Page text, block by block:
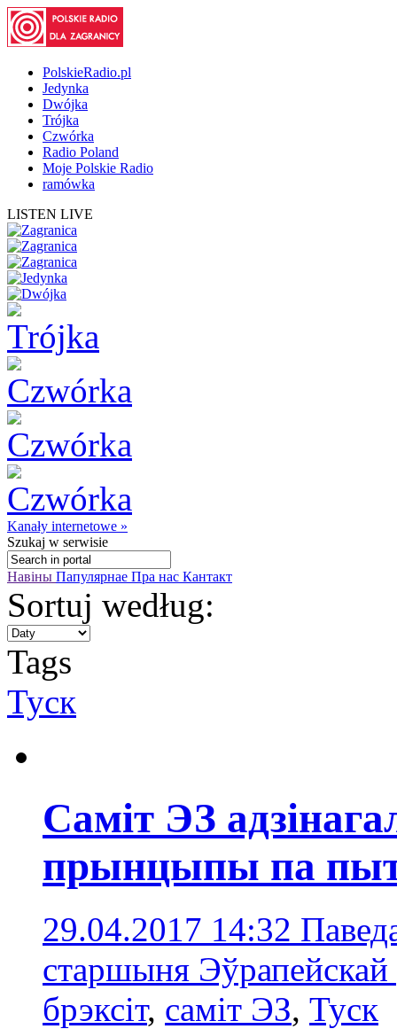
PolskieRadio.pl
Jedynka
Dwójka
Trójka
Czwórka
Radio Poland
Moje Polskie Radio
ramówka
LISTEN LIVE
Kanały internetowe »
Szukaj w serwisie
Навіны Папулярнае Пра нас Кантакт
Sortuj według:
Tags
Туск
Саміт ЭЗ
прынцыпы па
29.04.2017 14:32
старшыня
брэксіт, саміт ЭЗ, Туск